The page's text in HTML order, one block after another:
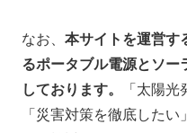
なお、 本サイトを運営す
るポータブル電源とソー
しております。
「太陽
「災害対策を徹底した